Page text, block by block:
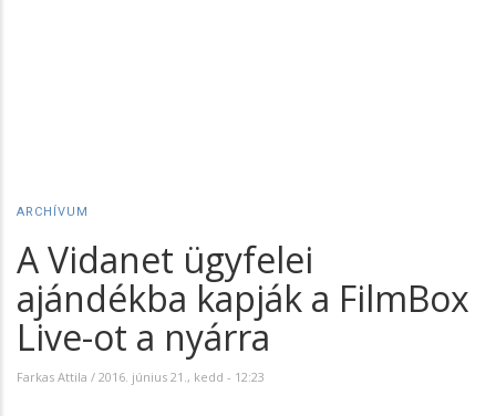
ARCHÍVUM
A Vidanet ügyfelei
ajándékba kapják a FilmBox
Live-ot a nyárra
Farkas Attila / 2016. június 21., kedd - 12:23